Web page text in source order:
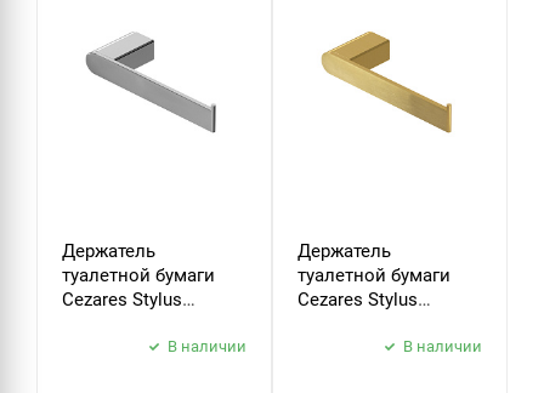
Держатель
туалетной бумаги
Cezares Stylus
В наличии
Держатель
туалетной бумаги
Cezares Stylus
брашированноеВ наличии